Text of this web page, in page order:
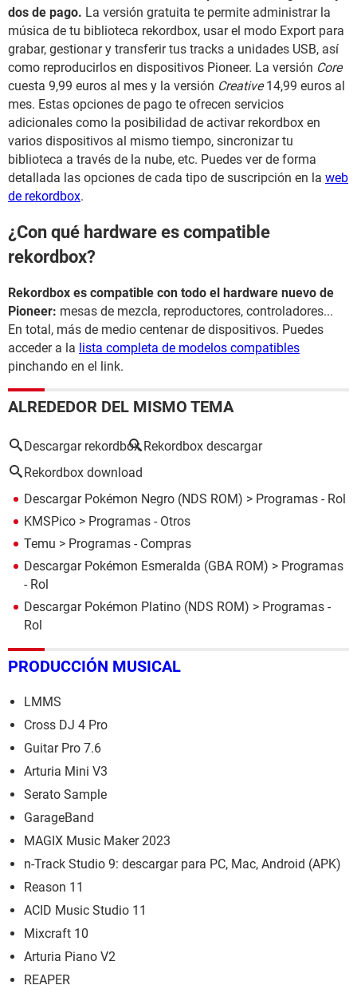
dos de pago. La versión gratuita te permite administrar la
música de tu biblioteca rekordbox, usar el modo Export para
grabar, gestionar y transferir tus tracks a unidades USB, así
como reproducirlos en dispositivos Pioneer. La versión Core
cuesta 9,99 euros al mes y la versión Creative14,99 euros al
mes. Estas opciones de pago te ofrecen servicios
adicionales como la posibilidad de activar rekordbox en
varios dispositivos al mismo tiempo, sincronizar tu
biblioteca a través de la nube, etc. Puedes ver de forma
detallada las opciones de cada tipo de suscripción en la web
de rekordbox.
¿Con qué hardware es compatible
rekordbox?
Rekordbox es compatible con todo el hardware nuevo de
Pioneer: mesas de mezcla, reproductores, controladores...
En total, más de medio centenar de dispositivos. Puedes
acceder a la lista completa de modelos compatibles
pinchando en el link.
ALREDEDOR DEL MISMO TEMA
Descargar rekordbox Rekordbox descargar
Rekordbox download
Descargar Pokémon Negro (NDS ROM) > Programas - Rol
KMSPico > Programas - Otros
Temu > Programas - Compras
Descargar Pokémon Esmeralda (GBA ROM) > Programas
- Rol
Descargar Pokémon Platino (NDS ROM) > Programas -
Rol
PRODUCCIÓN MUSICAL
LMMS
Cross DJ 4 Pro
Guitar Pro 7.6
Arturia Mini V3
Serato Sample
GarageBand
MAGIX Music Maker 2023
n-Track Studio 9: descargar para PC, Mac, Android (APK)
Reason 11
ACID Music Studio 11
Mixcraft 10
Arturia Piano V2
REAPER